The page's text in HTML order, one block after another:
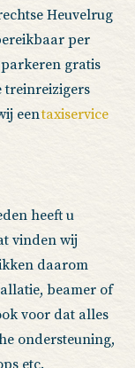
Heuvelrug
per
gratis
treinreizigers
eentaxiservice
heeft u
vinden wij
daarom
beamer of
voor dat alles
ondersteuning,
etc.